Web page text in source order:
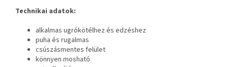
Technikai adatok:
alkalmas ugrókötélhez és edzéshez
puha és rugalmas
csúszásmentes felület
könnyen mosható